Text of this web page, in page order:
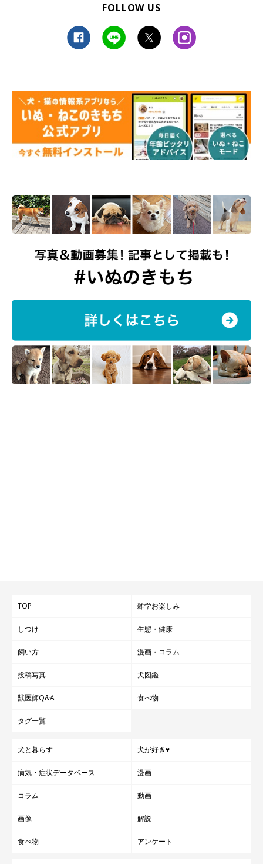
FOLLOW US
TOP 雑学お楽しみ
しつけ 生態・健康
飼い方 漫画・コラム
投稿写真 犬図鑑
獣医師Q&A 食べ物
タグ一覧
犬と暮らす 犬が好き♥
病気・症状データベース 漫画
コラム 動画
画像 解説
食べ物 アンケート